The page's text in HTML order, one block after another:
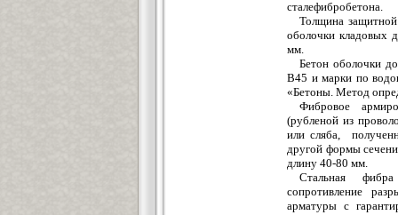
сталефибробетона.
Толщина защитной
оболочки кладовых
мм.
Бетон оболочки
В45 и марки по
«Бетоны. Метод оп
Фибровое
(рубленой из
или сляба,
другой формы
длину 40-80 мм.
Стальная
сопротивление
арматуры с